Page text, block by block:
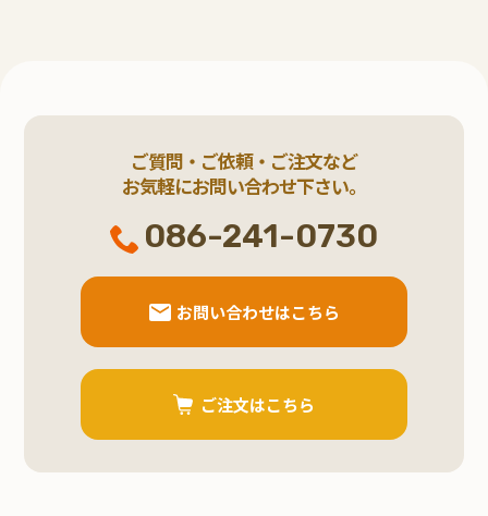
ご質問・ご依頼・ご注文など
お気軽にお問い合わせ下さい。
086-241-0730
お問い合わせはこちら
ご注文はこちら